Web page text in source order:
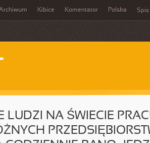
Kibice Komentator Polska Spis
LUDZI NA ŚWIECIE